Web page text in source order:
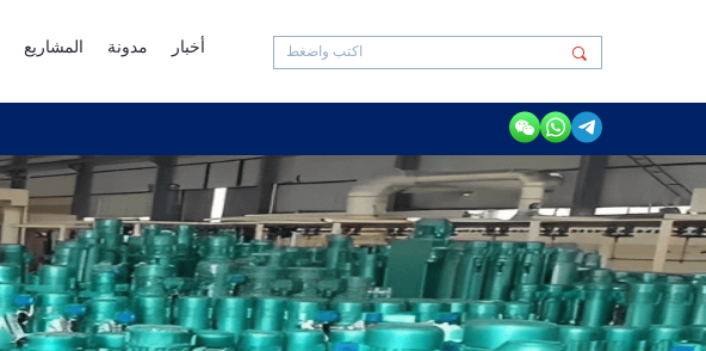
المشاريع مدونة أخبار